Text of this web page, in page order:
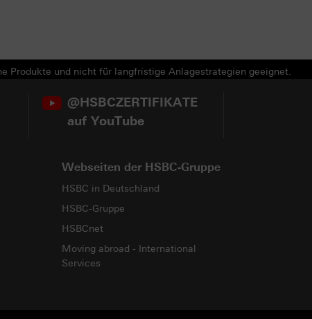
Produkte und nicht für langfristige Anlagestrategien geeignet.
@HSBCZERTIFIKATE
auf YouTube
Webseiten der HSBC-Gruppe
HSBC in Deutschland
HSBC-Gruppe
HSBCnet
Moving abroad - International
Services